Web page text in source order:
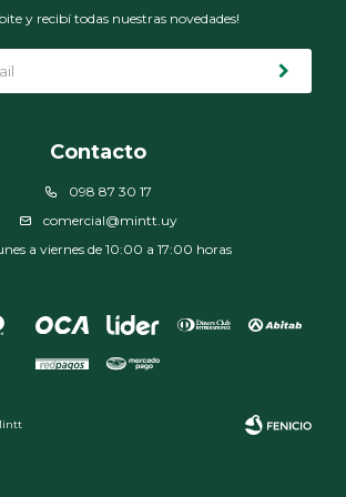
Contacto
098 87 30 17
comercial@mintt.uy
a viernes de 10:00 a 17:00 horas
y recibí todas nuestras novedades!